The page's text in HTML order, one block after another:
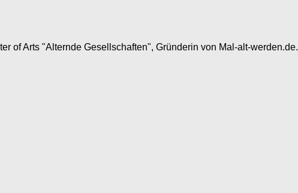
of Arts "Alternde Gesellschaften", Gründerin von Mal-alt-werden.de.